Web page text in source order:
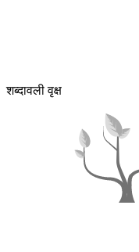
शब्दावली वृक्ष